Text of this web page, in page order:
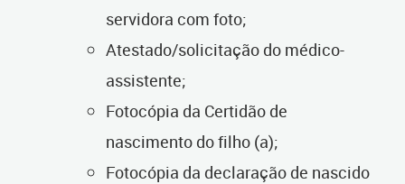
servidora com foto;
Atestado/solicitação do médico-
assistente;
Fotocópia da Certidão de
nascimento do filho (a);
Fotocópia da declaração de nascido